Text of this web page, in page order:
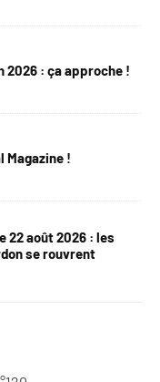
2026 : ça approche !
Magazine !
22 août 2026 : les
se rouvrent